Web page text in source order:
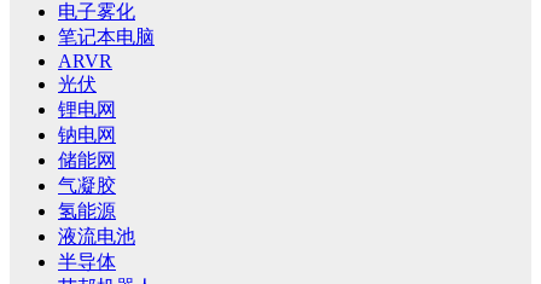
电子雾化
笔记本电脑
ARVR
光伏
锂电网
钠电网
储能网
气凝胶
氢能源
液流电池
半导体